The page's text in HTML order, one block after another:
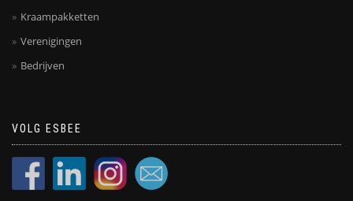
Kraampakketten
Verenigingen
Bedrijven
VOLG ESBEE